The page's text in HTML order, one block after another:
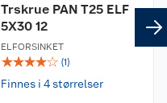
Trskrue PAN T25 ELF
5X30 12
ELFORSINKET
☆☆☆☆☆ (1)
Finnes i 4 størrelser